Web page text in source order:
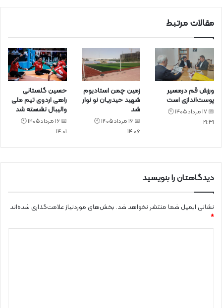
مقالات مرتبط
ورزش قم درمسیر
پوست‌اندازی است
📅 17 مرداد 1405 🕙
21:31
زمین چمن استادیوم
شهید حیدریان نو نوار
شد
📅 16 مرداد 1405 🕙
14:06
حسین گلستانی
راهی اردوی تیم ملی
والیبال نشسته شد
📅 16 مرداد 1405 🕙
14:01
دیدگاهتان را بنویسید
نشانی ایمیل شما منتشر نخواهد شد. بخش‌های موردنیاز علامت‌گذاری شده‌اند
*